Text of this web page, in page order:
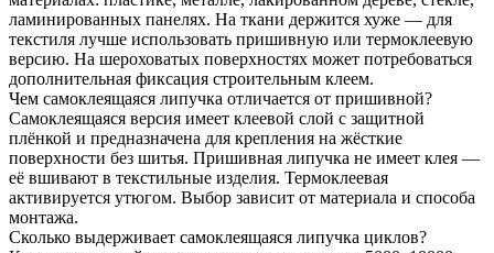
ламинированных панелях. На ткани держится хуже — для
текстиля лучше использовать пришивную или термоклеевую
версию. На шероховатых поверхностях может потребоваться
дополнительная фиксация строительным клеем.
Чем самоклеящаяся липучка отличается от пришивной?
Самоклеящаяся версия имеет клеевой слой с защитной
плёнкой и предназначена для крепления на жёсткие
поверхности без шитья. Пришивная липучка не имеет клея —
её вшивают в текстильные изделия. Термоклеевая
активируется утюгом. Выбор зависит от материала и способа
монтажа.
Сколько выдерживает самоклеящаяся липучка циклов?